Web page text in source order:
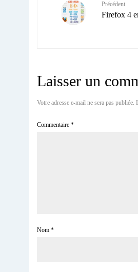
Précédent
Firefox 4
Laisser un
Votre adresse e-mail ne sera pas publiée.
Commentaire *
Nom *